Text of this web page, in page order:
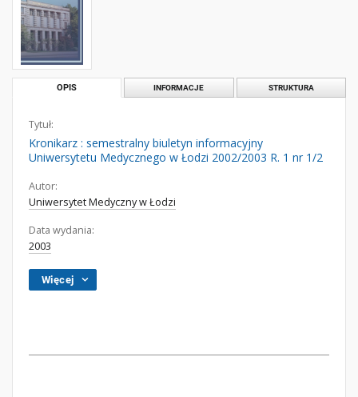
OPIS INFORMACJE STRUKTURA
Tytuł:
Kronikarz : semestralny biuletyn informacyjny
Uniwersytetu Medycznego w Łodzi 2002/2003 R. 1 nr 1/2
Autor:
Uniwersytet Medyczny w Łodzi
Data wydania:
2003
Więcej